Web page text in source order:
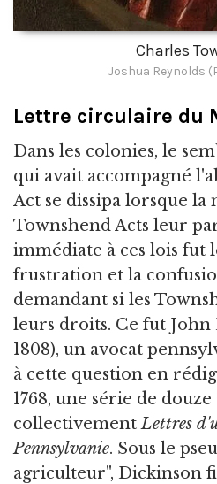
Charles
Joshua Reynolds
Lettre circulaire du
Dans les colonies, le
qui avait accompagné
Act se dissipa lorsque la
Townshend Acts leur
immédiate à ces lois fut
frustration et la
demandant si les
leurs droits. Ce fut John
1808), un avocat
à cette question en
1768, une série de
collectivementLettres
Pennsylvanie. Sous le
agriculteur", Dickinson